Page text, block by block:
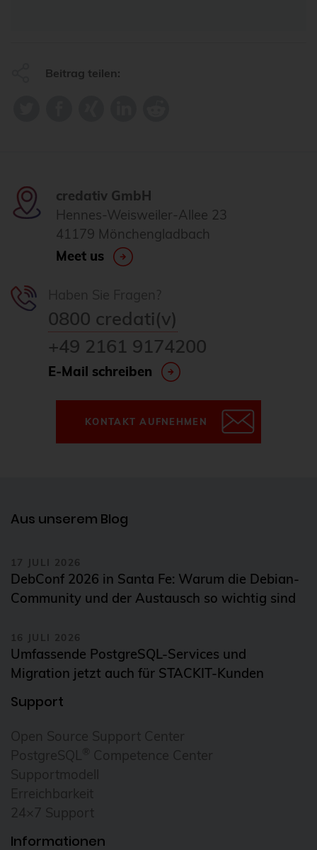
Beitrag teilen:
credativ GmbH
Hennes-Weisweiler-Allee 23
41179 Mönchengladbach
Meet us
0800 credati(v)
+49 2161 9174200
E-Mail schreiben
KONTAKT AUFNEHMEN
Aus unserem Blog
17 JULI 2026
DebConf 2026 in Santa Fe: Warum die Debian-
Community und der Austausch so wichtig sind
16 JULI 2026
Umfassende PostgreSQL-Services und
Migration jetzt auch für STACKIT-Kunden
Support
Open Source Support Center
PostgreSQL ® Competence Center
Supportmodell
Erreichbarkeit
24×7 Support
Informationen